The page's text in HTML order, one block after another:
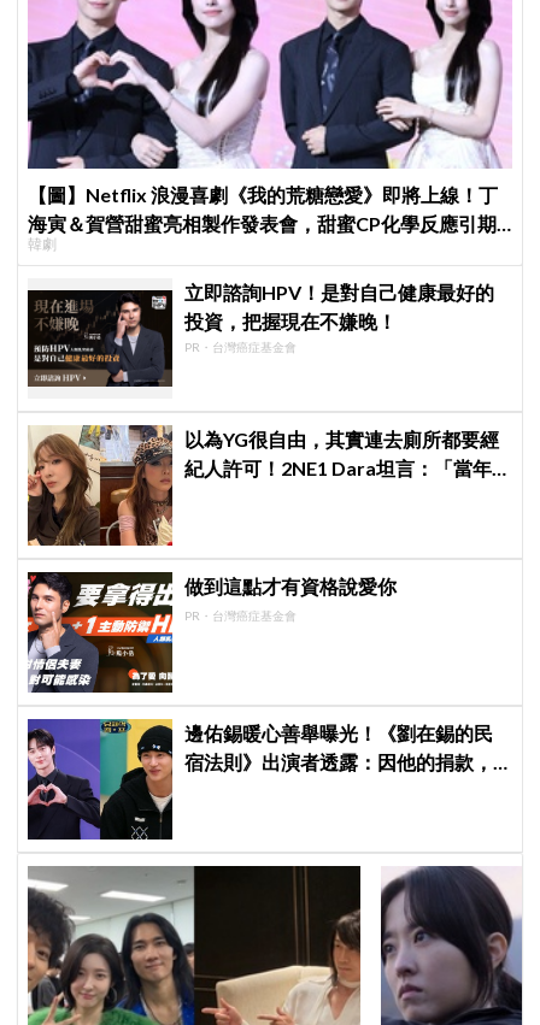
【圖】Netflix 浪漫喜劇《我的荒糖戀愛》即將上線！丁
海寅＆賀營甜蜜亮相製作發表會，甜蜜CP化學反應引期
待
韓劇
立即諮詢HPV！是對自己健康最好的
投資，把握現在不嫌晚！
PR・台灣癌症基金會
以為YG很自由，其實連去廁所都要經
紀人許可！2NE1 Dara坦言：「當年
做到這點才有資格說愛你
PR・台灣癌症基金會
邊佑錫暖心善舉曝光！《劉在錫的民
宿法則》出演者透露：因他的捐款，